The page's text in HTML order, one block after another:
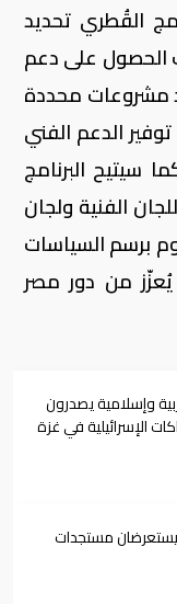
القُطري تحديد
الحصول على دعم
مشروعات محددة
الدعم الفني
سيتيح البرنامج
الفنية ولجان
برسم السياسات
يُعزّز من دور مصر
وإسلامية يصدرون
الإسرائيلية في غزة
يستعرضان مستجدات